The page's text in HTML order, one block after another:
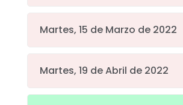
Martes, 15 de Marzo de 2022
Martes, 19 de Abril de 2022